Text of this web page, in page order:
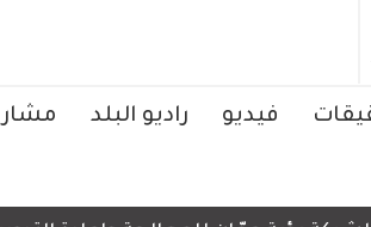
فيديو راديو البلد